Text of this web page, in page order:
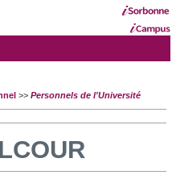
>> Personnels de l'Université